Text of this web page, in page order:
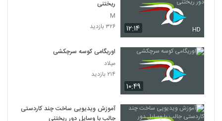
۱۲:۱۴ HD
ریختنی
M
۳۲۶ بازدید
۱۰:۴۹
اوریگامی کوسه سرچکشی
میلاد
۲۱۴ بازدید
آموزش ویدیویی ساخت چند کاردستی
جالب با وسایل دور ریختنی